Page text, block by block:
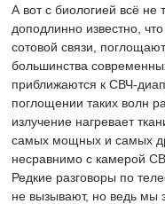
А вот с биологией всё не
доподлинно известно,
сотовой связи,
большинства
приближаются к СВЧ-
поглощении таких волн
излучение нагревает
самых мощных и самых
несравнимо с камерой
Редкие разговоры по
не вызывают, но ведь мы